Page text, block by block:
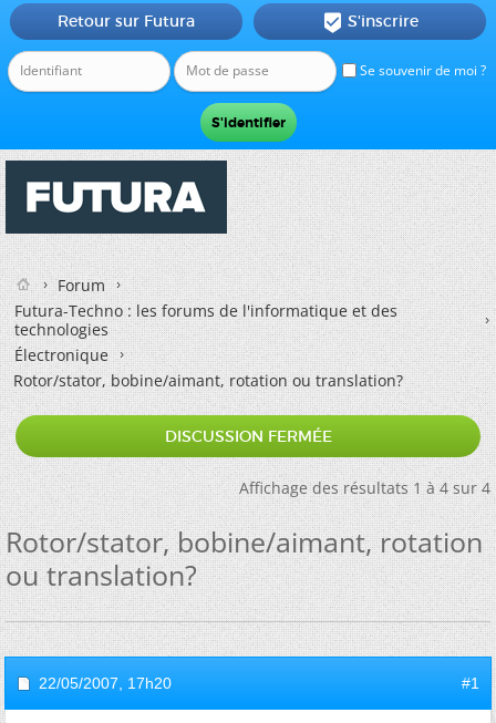
Se souvenir de moi ?
Retour sur Futura  S'inscrire
Forum
Futura-Techno : les forums de l'informatique et des
technologies
Électronique
Rotor/stator, bobine/aimant, rotation ou translation?
DISCUSSION FERMÉE
Affichage des résultats 1 à 4 sur 4
Rotor/stator, bobine/aimant, rotation
ou translation?
22/05/2007, 17h20 #1